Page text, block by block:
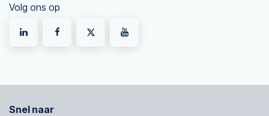
Volg ons op
Snel naar